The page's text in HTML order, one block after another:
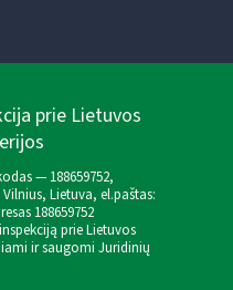
prie Lietuvos
— 188659752,
Lietuva, el.paštas:
188659752
prie Lietuvos
ir saugomi Juridinių